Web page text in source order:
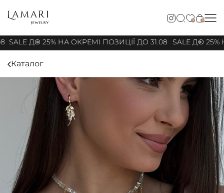
0 0
SALE ДО 25% НА ОКРЕМІ ПОЗИЦІЇ ДО 31.08 SALE ДО
Каталог